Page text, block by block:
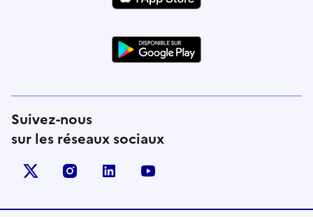
Suivez-nous
sur les réseaux sociaux
X (anciennement Twitter)
instagramlinkedin